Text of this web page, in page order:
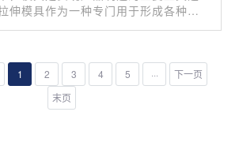
伸模具作为一种专门用于形成各种形
1 2 3 4 5 ···
下一页
末页